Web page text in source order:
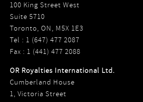
100 King Street West
Suite 5710
Toronto, ON, M5X 1E3
Tel : 1 (647) 477 2087
Fax : 1 (441) 477 2088
OR Royalties International Ltd.
Cumberland House
1, Victoria Street